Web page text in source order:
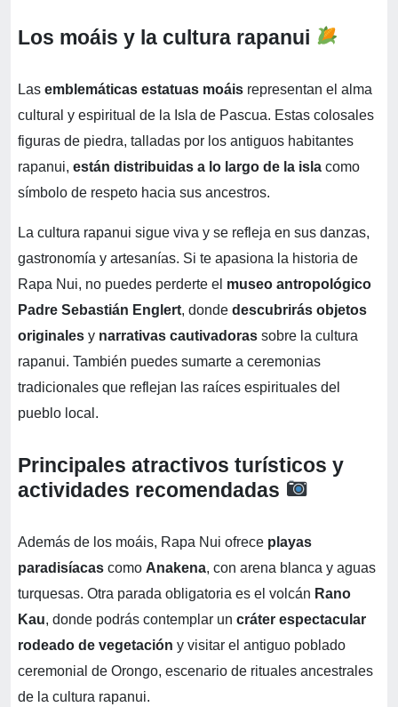
Los moáis y la cultura rapanui
Las emblemáticas estatuas moáis representan el alma
cultural y espiritual de la Isla de Pascua. Estas colosales
figuras de piedra, talladas por los antiguos habitantes
rapanui, están distribuidas a lo largo de la isla como
símbolo de respeto hacia sus ancestros.
La cultura rapanui sigue viva y se refleja en sus danzas,
gastronomía y artesanías. Si te apasiona la historia de
Rapa Nui, no puedes perderte el museo antropológico
Padre Sebastián Englert, donde descubrirás objetos
originales y narrativas cautivadoras sobre la cultura
rapanui. También puedes sumarte a ceremonias
tradicionales que reflejan las raíces espirituales del
pueblo local.
Principales atractivos turísticos y
actividades recomendadas
Además de los moáis, Rapa Nui ofrece playas
paradisíacas como Anakena, con arena blanca y aguas
turquesas. Otra parada obligatoria es el volcán Rano
Kau, donde podrás contemplar un cráter espectacular
rodeado de vegetación y visitar el antiguo poblado
ceremonial de Orongo, escenario de rituales ancestrales
de la cultura rapanui.